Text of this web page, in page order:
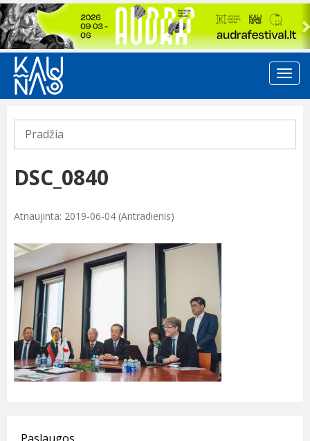
Previous
Pradžia
DSC_0840
Atnaujinta: 2019-06-04 (Antradienis)